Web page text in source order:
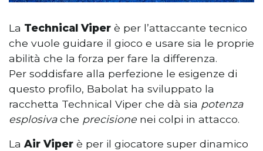
La Technical Viper è per l’attaccante tecnico
che vuole guidare il gioco e usare sia le proprie
abilità che la forza per fare la differenza.
Per soddisfare alla perfezione le esigenze di
questo profilo, Babolat ha sviluppato la
racchetta Technical Viper che dà sia potenza
esplosivache precisione nei colpi in attacco.
La Air Viper è per il giocatore super dinamico